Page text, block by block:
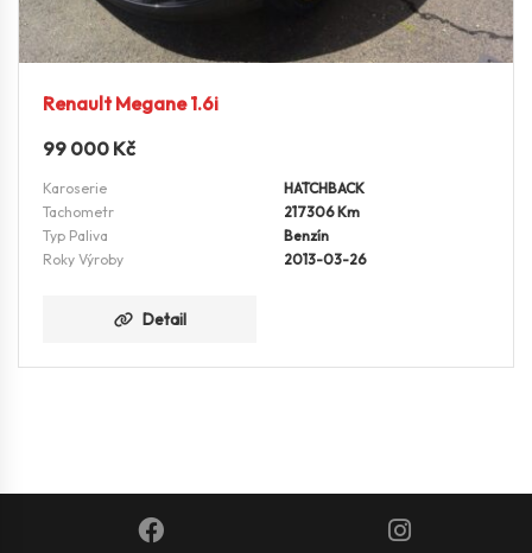
Renault Megane 1.6i
99 000 Kč
Karoserie
HATCHBACK
Tachometr
217306 Km
Typ Paliva
Benzín
Roky Výroby
2013-03-26
Detail